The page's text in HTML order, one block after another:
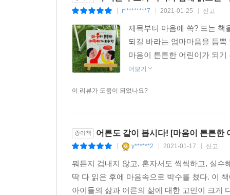
r*********7 2021-01-25 신고
제목부터 마음에 쏙? 드는 책
되길 바라는 엄마마음을 듬
마음이 튼튼한 어린이가 되
더보기
이 리뷰가 도움이 되었나요?
종이책 어른도 같이 봅시다! [마음이 튼튼한
y******2 2021-01-17 신고
뭐든지 겁내지 않고, 혼자서도 씩씩하고, 실수
딱 다 읽은 후에 마음속으로 박수를 쳤다. 이
아이들의 삶과 어른의 삶에 대한 고민이 크게